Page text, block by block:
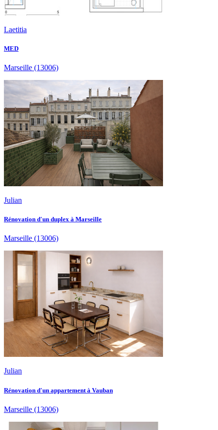
Laetitia
MED
Marseille (13006)
Julian
Rénovation d'un duplex à Marseille
Marseille (13006)
Julian
Rénovation d'un appartement à Vauban
Marseille (13006)